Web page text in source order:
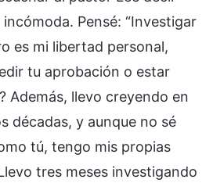
Pensé: “Investigar
es mi libertad personal,
tu aprobación o estar
Además, llevo creyendo en
décadas, y aunque no sé
tú, tengo mis propias
tres meses investigando